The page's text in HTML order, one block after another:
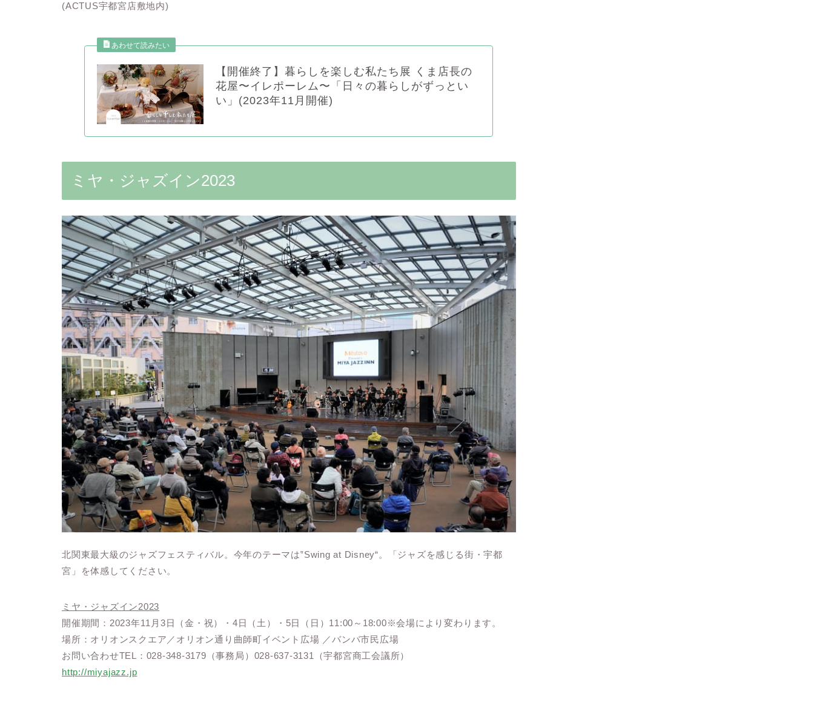
(ACTUS宇都宮店敷地内)
【開催終了】暮らしを楽しむ私たち展 くま店長の
花屋〜イレポーレム〜「日々の暮らしがずっとい
い」(2023年11月開催)
ミヤ・ジャズイン2023
北関東最大級のジャズフェスティバル。今年のテーマは‟Swing at Disney“。「ジャズを感じる街・宇都
宮」を体感してください。
ミヤ・ジャズイン2023
開催期間：2023年11月3日（金・祝）・4日（土）・5日（日）11:00～18:00※会場により変わります。
場所：オリオンスクエア／オリオン通り曲師町イベント広場 ／バンバ市民広場
お問い合わせTEL：028-348-3179（事務局）028-637-3131（宇都宮商工会議所）
http://miyajazz.jp